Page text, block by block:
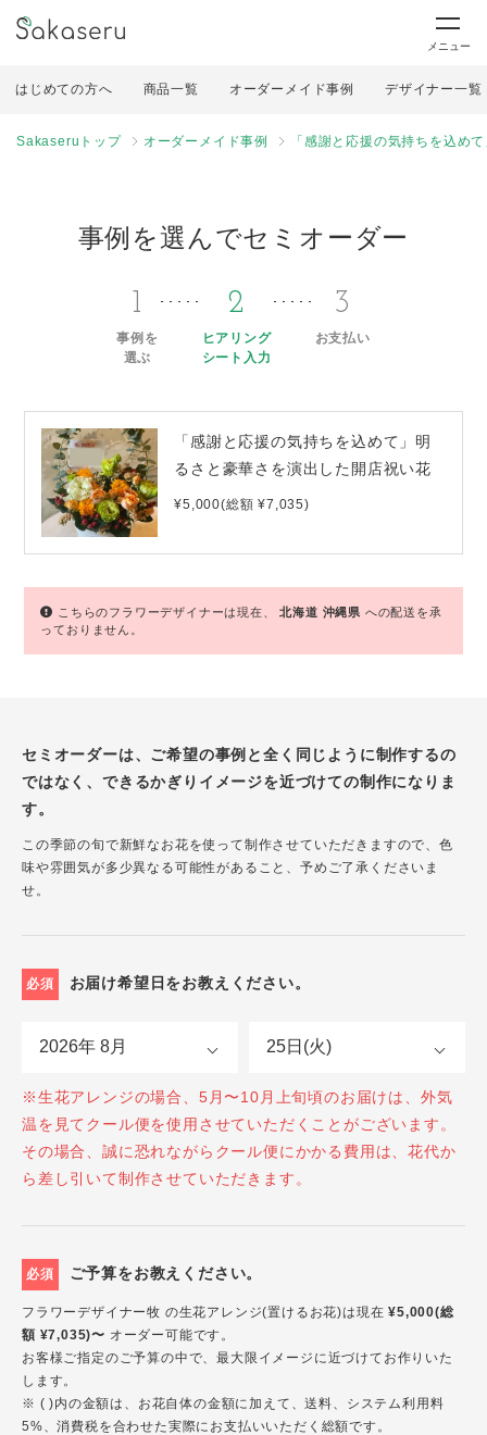
メニュー
はじめての方へ 商品一覧 オーダーメイド事例 デザイナー一覧
Sakaseruトップ オーダーメイド事例 「感謝と応援の気持ちを込め
事例を選んでセミオーダー
1
事例を
選ぶ
2
ヒアリング
シート入力
3
お支払い
「感謝と応援の気持ちを込めて」明
るさと豪華さを演出した開店祝い花
¥5,000(総額 ¥7,035)
こちらのフラワーデザイナーは現在、北海道 沖縄県 への配送を承
っておりません。
セミオーダーは、ご希望の事例と全く同じように制作するの
ではなく、できるかぎりイメージを近づけての制作になりま
す。
この季節の旬で新鮮なお花を使って制作させていただきますので、色
味や雰囲気が多少異なる可能性があること、予めご了承くださいま
せ。
必須 お届け希望日をお教えください。
※生花アレンジの場合、5月〜10月上旬頃のお届けは、外気
温を見てクール便を使用させていただくことがございます。
その場合、誠に恐れながらクール便にかかる費用は、花代か
ら差し引いて制作させていただきます。
必須 ご予算をお教えください。
フラワーデザイナー牧 の生花アレンジ(置けるお花)は現在¥5,000(総
額 ¥7,035)〜 オーダー可能です。
お客様ご指定のご予算の中で、最大限イメージに近づけてお作りいた
します。
※ ( )内の金額は、お花自体の金額に加えて、送料、システム利用料
5%、消費税を合わせた実際にお支払いいただく総額です。